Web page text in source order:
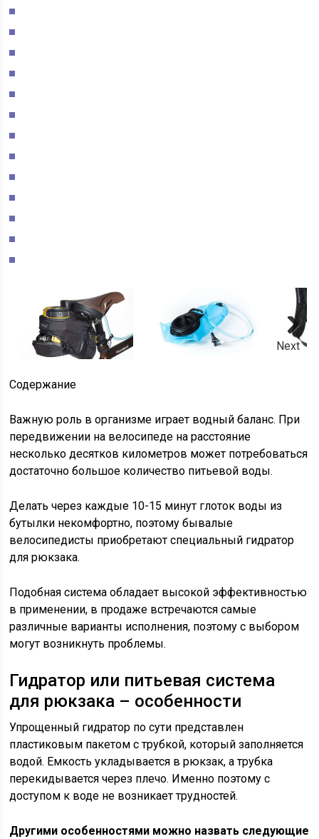
Next
Содержание
Важную роль в организме играет водный баланс. При
передвижении на велосипеде на расстояние
несколько десятков километров может потребоваться
достаточно большое количество питьевой воды.
Делать через каждые 10-15 минут глоток воды из
бутылки некомфортно, поэтому бывалые
велосипедисты приобретают специальный гидратор
для рюкзака.
Подобная система обладает высокой эффективностью
в применении, в продаже встречаются самые
различные варианты исполнения, поэтому с выбором
могут возникнуть проблемы.
Гидратор или питьевая система
для рюкзака – особенности
Упрощенный гидратор по сути представлен
пластиковым пакетом с трубкой, который заполняется
водой. Емкость укладывается в рюкзак, а трубка
перекидывается через плечо. Именно поэтому с
доступом к воде не возникает трудностей.
Другими особенностями можно назвать следующие